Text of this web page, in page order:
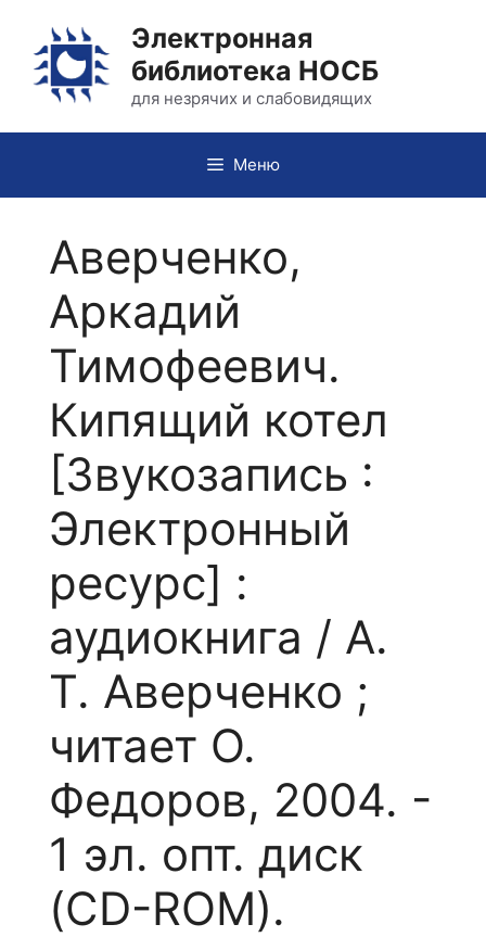
содержимому
Электронная
библиотека НОСБ
для незрячих и слабовидящих
Меню
Аверченко,
Аркадий
Тимофеевич.
Кипящий котел
[Звукозапись :
Электронный
ресурс] :
аудиокнига / А.
Т. Аверченко ;
читает О.
Федоров, 2004. -
1 эл. опт. диск
(CD-ROM).